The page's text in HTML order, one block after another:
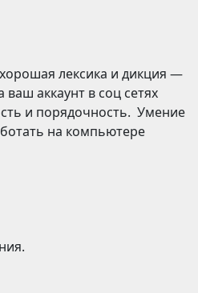
лексика и дикция —
аккаунт в соц сетях
и порядочность. Умение
на компьютере